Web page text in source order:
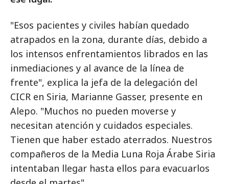
"Esos pacientes y civiles habían quedado
atrapados en la zona, durante días, debido a
los intensos enfrentamientos librados en las
inmediaciones y al avance de la línea de
frente", explica la jefa de la delegación del
CICR en Siria, Marianne Gasser, presente en
Alepo. "Muchos no pueden moverse y
necesitan atención y cuidados especiales.
Tienen que haber estado aterrados. Nuestros
compañeros de la Media Luna Roja Árabe Siria
intentaban llegar hasta ellos para evacuarlos